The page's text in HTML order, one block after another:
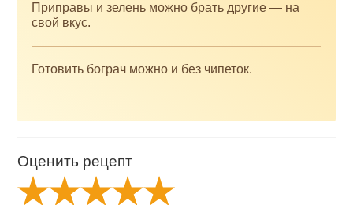
Приправы и зелень можно брать другие — на
свой вкус.
Готовить бограч можно и без чипеток.
Оценить рецепт